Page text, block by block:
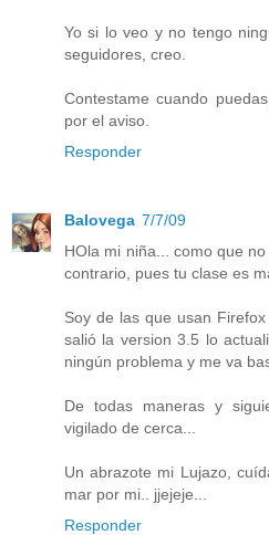
Yo si lo veo y no tengo
seguidores, creo.
Contestame cuando
por el aviso.
Responder
Balovega 7/7/09
HOla mi niña... como que
contrario, pues tu clase es
Soy de las que usan
salió la version 3.5 lo
ningún problema y me va
De todas maneras y
vigilado de cerca...
Un abrazote mi Lujazo,
mar por mi.. jjejeje...
Responder